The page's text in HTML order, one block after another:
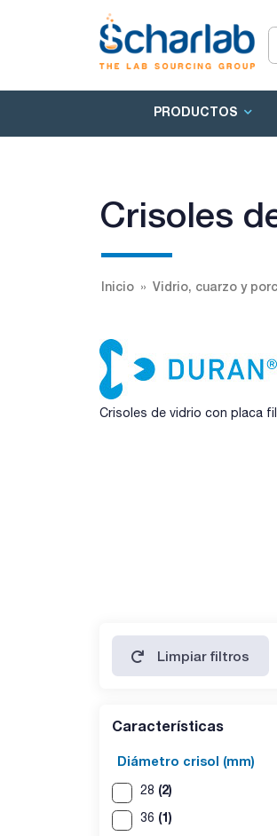
PRODUCTOS
Crisoles
Inicio Vidrio, cuarzo y
Crisoles de vidrio con placa
Limpiar filtros
Características
Diámetro crisol (mm)
28 (2)
36 (1)